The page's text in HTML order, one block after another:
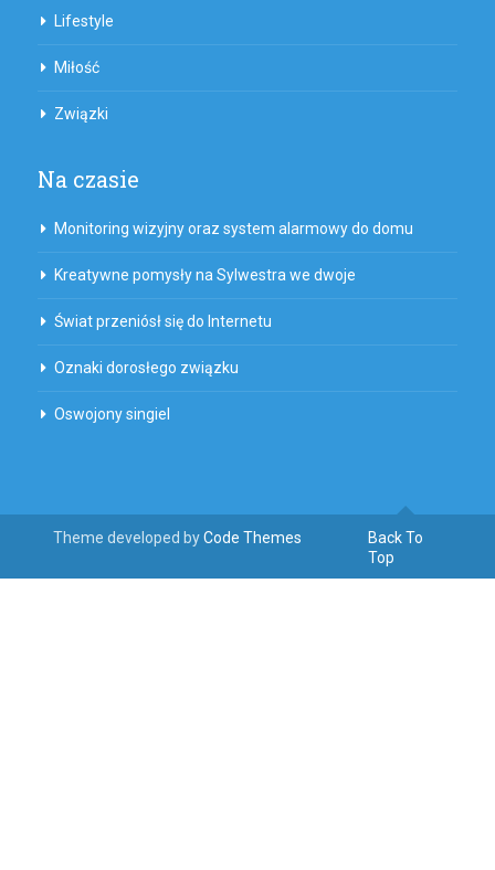
Lifestyle
Miłość
Związki
Na czasie
Monitoring wizyjny oraz system alarmowy do domu
Kreatywne pomysły na Sylwestra we dwoje
Świat przeniósł się do Internetu
Oznaki dorosłego związku
Oswojony singiel
Theme developed byCode Themes
Back To
Top